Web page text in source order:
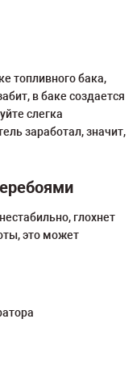
топливного бака,
в баке создается
слегка
заработал, значит,
глохнет
это может